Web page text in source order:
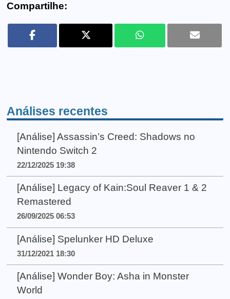
Compartilhe:
Análises recentes
[Análise] Assassin’s Creed: Shadows no
Nintendo Switch 2
22/12/2025 19:38
[Análise] Legacy of Kain:Soul Reaver 1 & 2
Remastered
26/09/2025 06:53
[Análise] Spelunker HD Deluxe
31/12/2021 18:30
[Análise] Wonder Boy: Asha in Monster
World